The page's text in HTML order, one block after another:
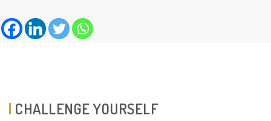
CHALLENGE YOURSELF